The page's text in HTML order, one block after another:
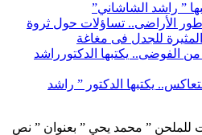
” راشد الشاشاني”
الأراضى.. تساؤلات حول ثروة
للجدل فى مغاغة
من الفوضى.. يكتبها الدكتورراشد
يكتبها الدكتور ” راشد
للملحن ” محمد يحي ” بعنوان ” نص